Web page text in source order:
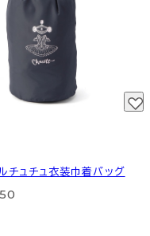
チュチュ衣装巾着バッグ